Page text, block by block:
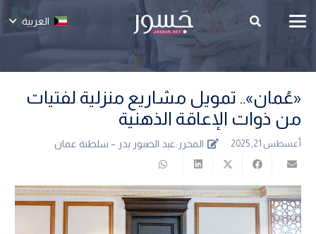
العربية
«عُمان».. تمويل مشاريع منزلية لفتيات
من ذوات الإعاقة الذهنية
أغسطس 21, 2025 المحرر:عبد الصبور بدر – سلطنة عمان